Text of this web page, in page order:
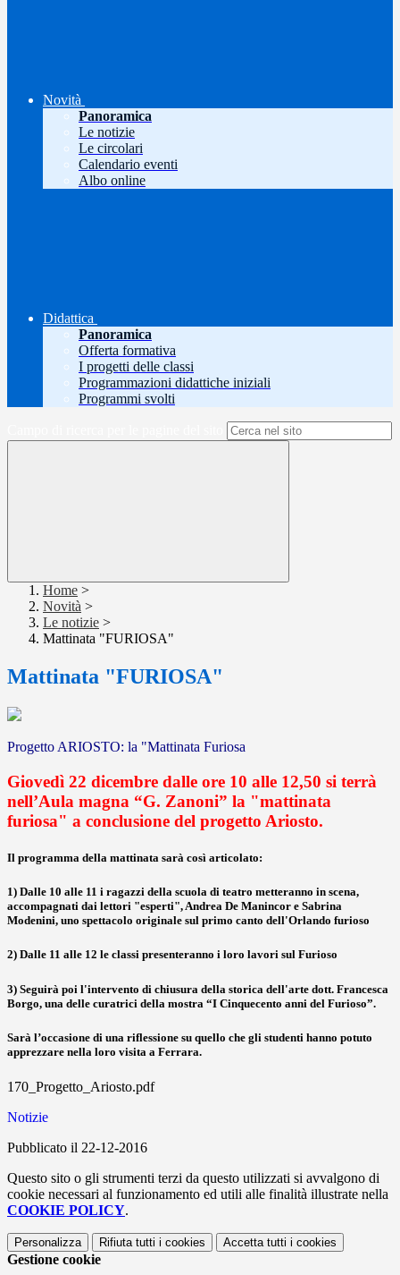
Novità
Panoramica
Le notizie
Le circolari
Calendario eventi
Albo online
Didattica
Panoramica
Offerta formativa
I progetti delle classi
Programmazioni didattiche iniziali
Programmi svolti
Home >
Novità >
Le notizie >
Mattinata "FURIOSA"
Mattinata "FURIOSA"
Progetto ARIOSTO: la "Mattinata Furiosa
Giovedì 22 dicembre dalle ore 10 alle 12,50 si terrà
nell’Aula magna “G. Zanoni” la "mattinata
furiosa" a conclusione del progetto Ariosto.
Il programma della mattinata sarà così articolato:
1) Dalle 10 alle 11 i ragazzi della scuola di teatro metteranno in scena,
accompagnati dai lettori "esperti", Andrea De Manincor e Sabrina
Modenini, uno spettacolo originale sul primo canto dell'Orlando furioso
2) Dalle 11 alle 12 le classi presenteranno i loro lavori sul Furioso
3) Seguirà poi l'intervento di chiusura della storica dell'arte dott. Francesca
Borgo, una delle curatrici della mostra “I Cinquecento anni del Furioso”.
Sarà l’occasione di una riflessione su quello che gli studenti hanno potuto
apprezzare nella loro visita a Ferrara.
170_Progetto_Ariosto.pdf
Notizie
Pubblicato il 22-12-2016
Questo sito o gli strumenti terzi da questo utilizzati si avvalgono di
cookie necessari al funzionamento ed utili alle finalità illustrate nella
COOKIE POLICY.
Personalizza Rifiuta tutti i cookies Accetta tutti i cookies
Gestione cookie